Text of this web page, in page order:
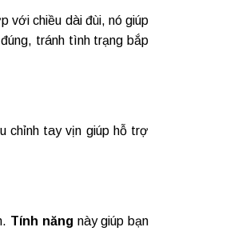
với chiều dài đùi, nó giúp
tránh tình trạng bắp
chỉnh tay vịn giúp hỗ trợ
Tính năng này giúp bạn